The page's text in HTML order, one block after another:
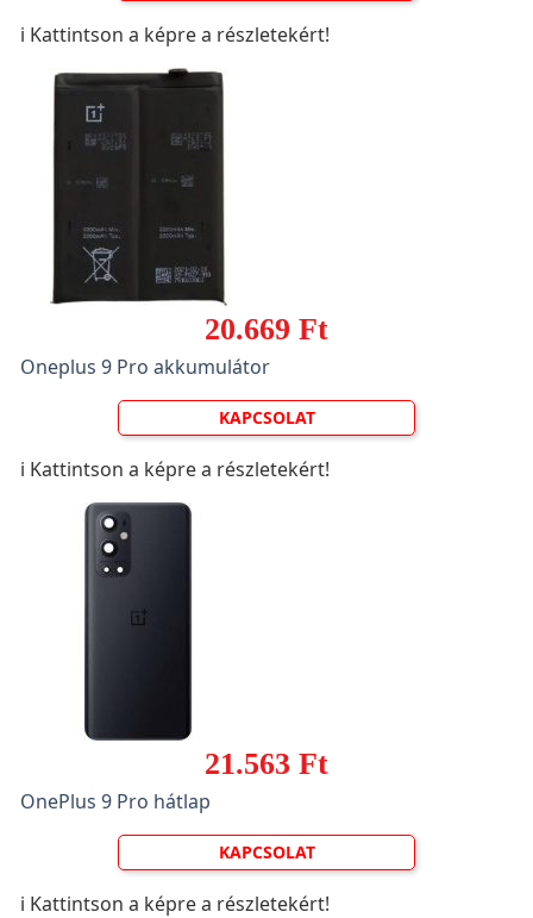
ℹ️ Kattintson a képre a részletekért!
20.669 Ft
Oneplus 9 Pro akkumulátor
KAPCSOLAT
ℹ️ Kattintson a képre a részletekért!
21.563 Ft
OnePlus 9 Pro hátlap
KAPCSOLAT
ℹ️ Kattintson a képre a részletekért!